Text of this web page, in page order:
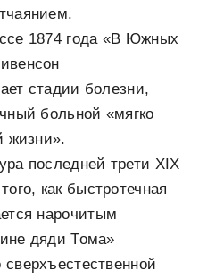
1874 года «В Южных
стадии болезни,
больной «мягко
жизни».
последней трети XIX
как быстротечная
нарочитым
дяди Тома»